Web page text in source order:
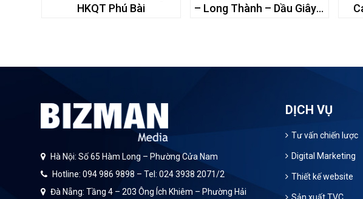
HKQT Phú Bài
– Long Thành – Dầu Giây –
Hà Nội: Số 65 Hàm Long – Phường Cửa Nam
Hotline: 094 986 9898 – Tel: 024 3938 2071/2
Đà Nẵng: Tầng 4 – 203 Ông Ích Khiêm – Phường Hải
DỊCH VỤ
Tư vấn chiến lược
Digital Marketing
Thiết kế website